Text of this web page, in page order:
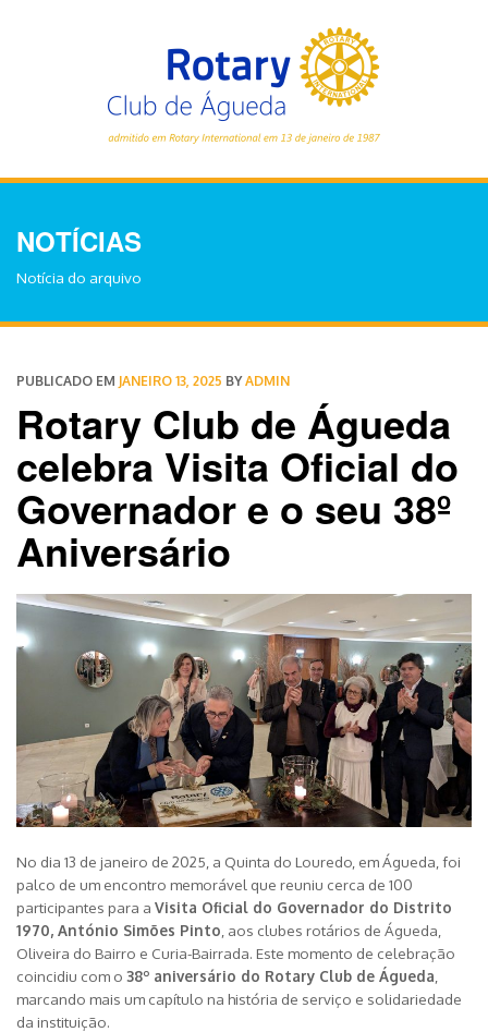
NOTÍCIAS
Notícia do arquivo
PUBLICADO EM JANEIRO 13, 2025 BYADMIN
Rotary Club de Águeda
celebra Visita Oficial do
Governador e o seu 38º
Aniversário
No dia 13 de janeiro de 2025, a Quinta do Louredo, em Águeda, foi
palco de um encontro memorável que reuniu cerca de 100
participantes para a Visita Oficial do Governador do Distrito
1970, António Simões Pinto , aos clubes rotários de Águeda,
Oliveira do Bairro e Curia-Bairrada. Este momento de celebração
coincidiu com o 38º aniversário do Rotary Club de Águeda
marcando mais um capítulo na história de serviço e solidariedade
da instituição.